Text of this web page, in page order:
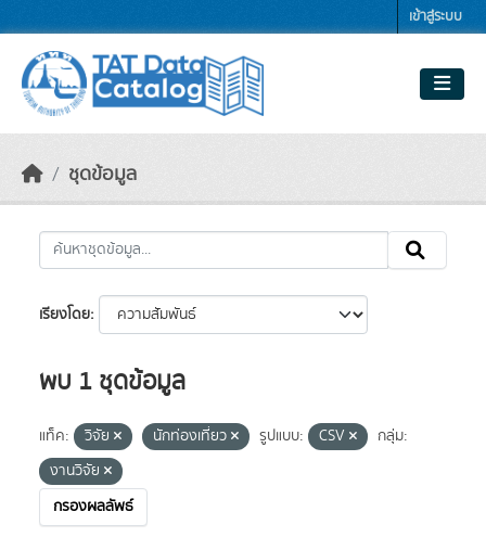
เข้าสู่ระบบ
ชุดข้อมูล
เรียงโดย
พบ 1 ชุดข้อมูล
แท็ค: วิจัย นักท่องเที่ยว รูปแบบ: CSV
กลุ่ม:
งานวิจัย
กรองผลลัพธ์